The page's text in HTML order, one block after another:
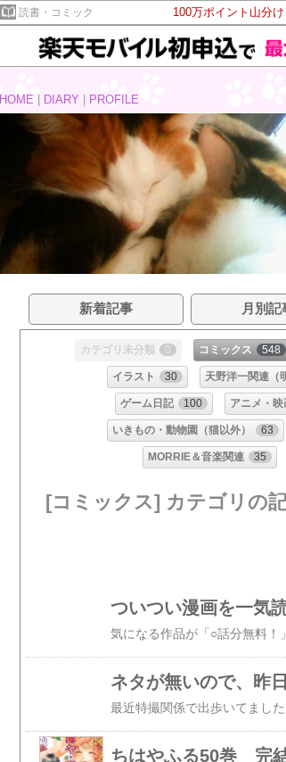
読書・コミック 100万ポイント山分
HOME
DIARY PROFILE
新着記事 月別記
カテゴリ未分類 0 コミックス 548
イラスト 30 天野洋一関連（
ゲーム日記 100 アニメ・映
いきもの・動物園（猫以外） 63
MORRIE＆音楽関連 35
[コミックス] カテゴリの
ついつい漫画を一気
ネタが無いので、昨
ちはやふる50巻 完